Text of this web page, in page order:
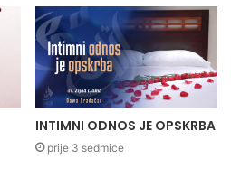
INTIMNI ODNOS JE OPSKRBA
prije 3 sedmice